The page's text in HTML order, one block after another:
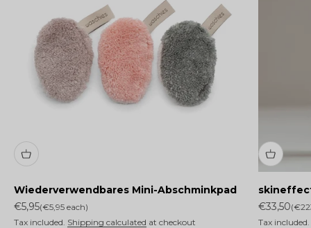
Wiederverwendbares Mini-Abschminkpad
Sale price
€5,95(€5,95 each)
Tax included. Shipping calculated at checkout
Sale price
€33,50
Tax included.